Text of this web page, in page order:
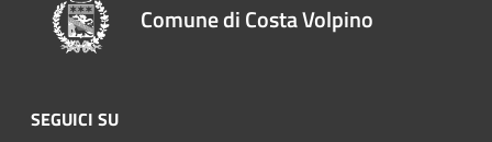
Comune di Costa Volpino
SEGUICI SU